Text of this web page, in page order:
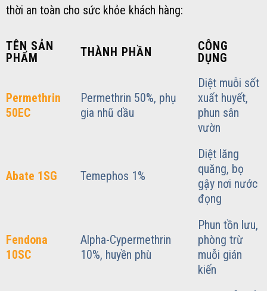
thời an toàn cho sức khỏe khách hàng:
TÊN SẢN
PHẨM
THÀNH PHẦN
CÔNG
DỤNG
Permethrin
50EC
Permethrin 50%, phụ
gia nhũ dầu
Diệt muỗi sốt
xuất huyết,
phun sân
vườn
Abate 1SG Temephos 1%
Diệt lăng
quăng, bọ
gậy nơi nước
đọng
Fendona
10SC
Alpha-Cypermethrin
10%, huyền phù
Phun tồn lưu,
phòng trừ
muỗi gián
kiến